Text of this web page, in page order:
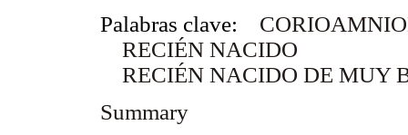
Palabras clave:
RECIÉN NACIDO
RECIÉN NACIDO DE MUY
Summary